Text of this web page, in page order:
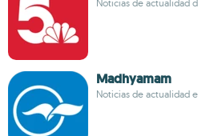
Noticias de actualidad
Madhyamam
Noticias de actualidad